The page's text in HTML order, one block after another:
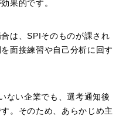
果的です。
は、SPIそのものが課され
面接練習や自己分析に回す
ない企業でも、選考通知後
。そのため、あらかじめ主